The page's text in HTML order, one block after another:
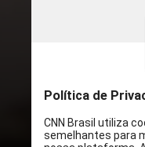
boletos,
outro meio
identificar a